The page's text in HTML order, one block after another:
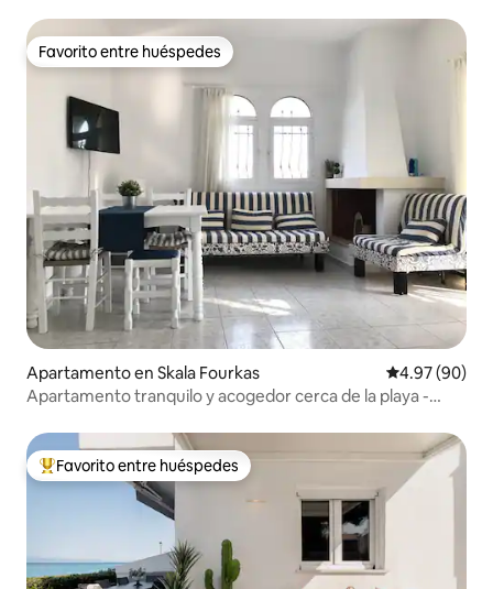
Favorito entre huéspedes
Favorito entre huéspedes
Apartamento en Skala Fourkas Calificación
4.97 (90)
Apartamento tranquilo y acogedor cerca de la playa -
Favorito entre huéspedes preferido
Favorito entre huéspedes